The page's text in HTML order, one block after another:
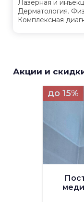
Лазерная и
Дерматология.
Комплексная
Акции и
до 15%